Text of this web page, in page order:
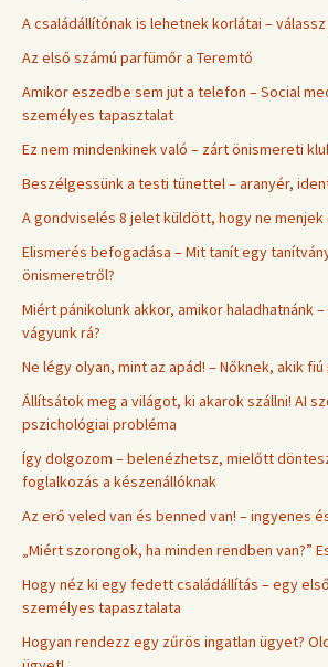
A családállítónak is lehetnek korlátai –
Az első számú parfümőr a Teremtő
Amikor eszedbe sem jut a telefon – Social
személyes tapasztalat
Ez nem mindenkinek való – zárt önismereti
Beszélgessünk a testi tünettel – aranyér,
A gondviselés 8 jelet küldött, hogy ne menjek
Elismerés befogadása – Mit tanít egy
önismeretről?
Miért pánikolunk akkor, amikor haladhatnánk
vágyunk rá?
Ne légy olyan, mint az apád! – Nőknek, akik
Állítsátok meg a világot, ki akarok szállni! AI
pszichológiai probléma
Így dolgozom – belenézhetsz, mielőtt
foglalkozás a készenállóknak
Az erő veled van és benned van! – ingyenes
„Miért szorongok, ha minden rendben van?”
Hogy néz ki egy fedett családállítás – egy
személyes tapasztalata
Hogyan rendezz egy zűrös ingatlan ügyet?